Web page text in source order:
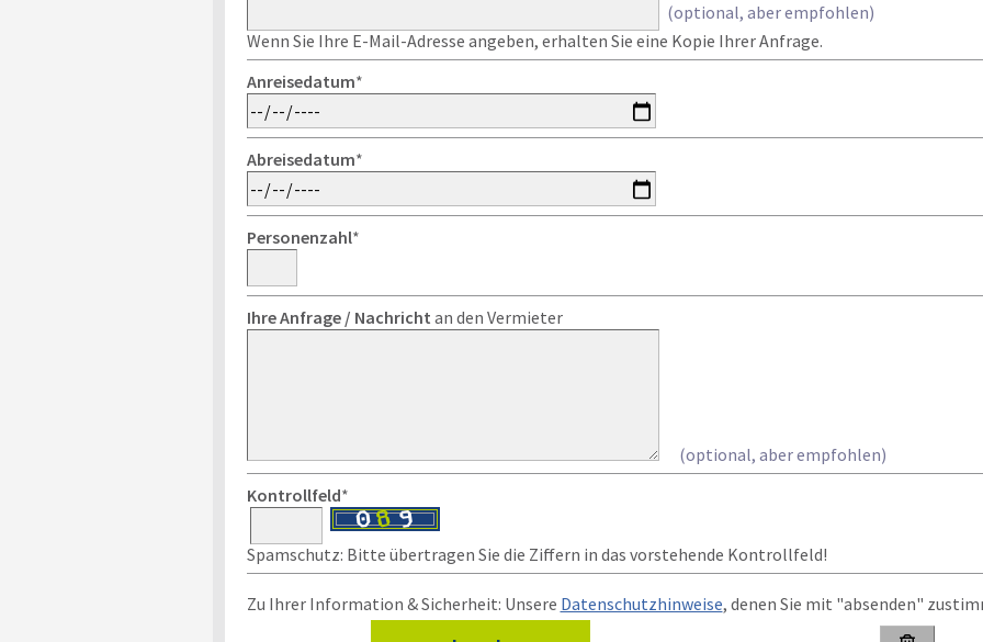
(optional, aber empfohlen)
Wenn Sie Ihre E-Mail-Adresse angeben, erhalten Sie eine Kopie Ihrer Anfrage.
Anreisedatum*
Abreisedatum*
Personenzahl*
Ihre Anfrage / Nachricht an den Vermieter
(optional, aber empfohlen)
Kontrollfeld*
Spamschutz: Bitte übertragen Sie die Ziffern in das vorstehende Kontrollfeld!
Zu Ihrer Information & Sicherheit: Unsere Datenschutzhinweise, denen Sie mit "absenden"